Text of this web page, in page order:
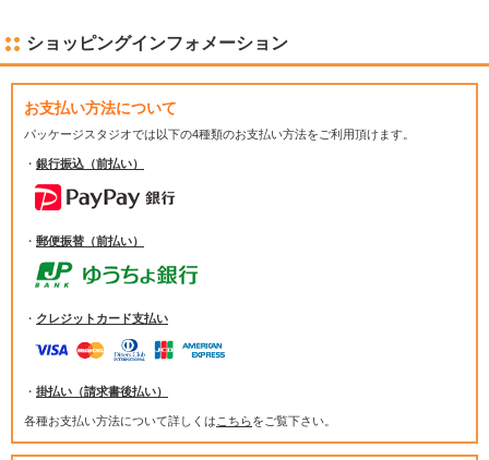
ショッピングインフォメーション
お支払い方法について
パッケージスタジオでは以下の4種類のお支払い方法をご利用頂けます。
・ 銀行振込（前払い）
・ 郵便振替（前払い）
・ クレジットカード支払い
・ 掛払い（請求書後払い）
各種お支払い方法について詳しくは こちらをご覧下さい。